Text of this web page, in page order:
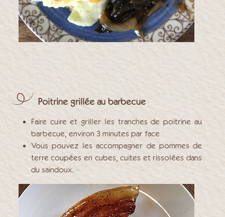
Poitrine grillée au barbecue
Faire cuire et griller les tranches de poitrine au
barbecue, environ 3 minutes par face
Vous pouvez les accompagner de pommes de
terre coupées en cubes, cuites et rissolées dans
du saindoux.